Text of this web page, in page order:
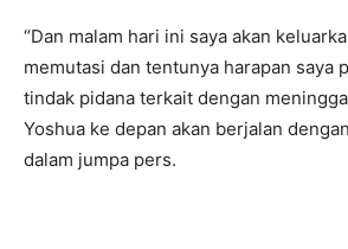
“Dan malam hari ini saya akan
memutasi dan tentunya harapan saya
tindak pidana terkait dengan
Yoshua ke depan akan berjalan
dalam jumpa pers.